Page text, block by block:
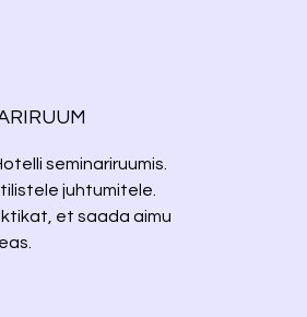
seminariruumis.
juhtumitele.
et saada aimu